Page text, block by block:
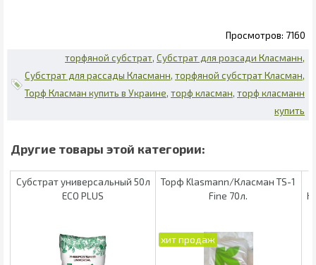
7160
торфяной субстрат Субстрат для розсади Класманн
Субстрат для рассады Класманн торфяной субстрат Класман
Торф Класман купить в Украине торф класман торф класманн
купить
Субстрат универсальный 50л
ECO PLUS
Торф Klasmann/Класман TS-1
Fine 70л.